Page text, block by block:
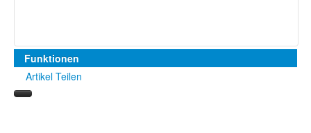
Funktionen
Artikel Teilen